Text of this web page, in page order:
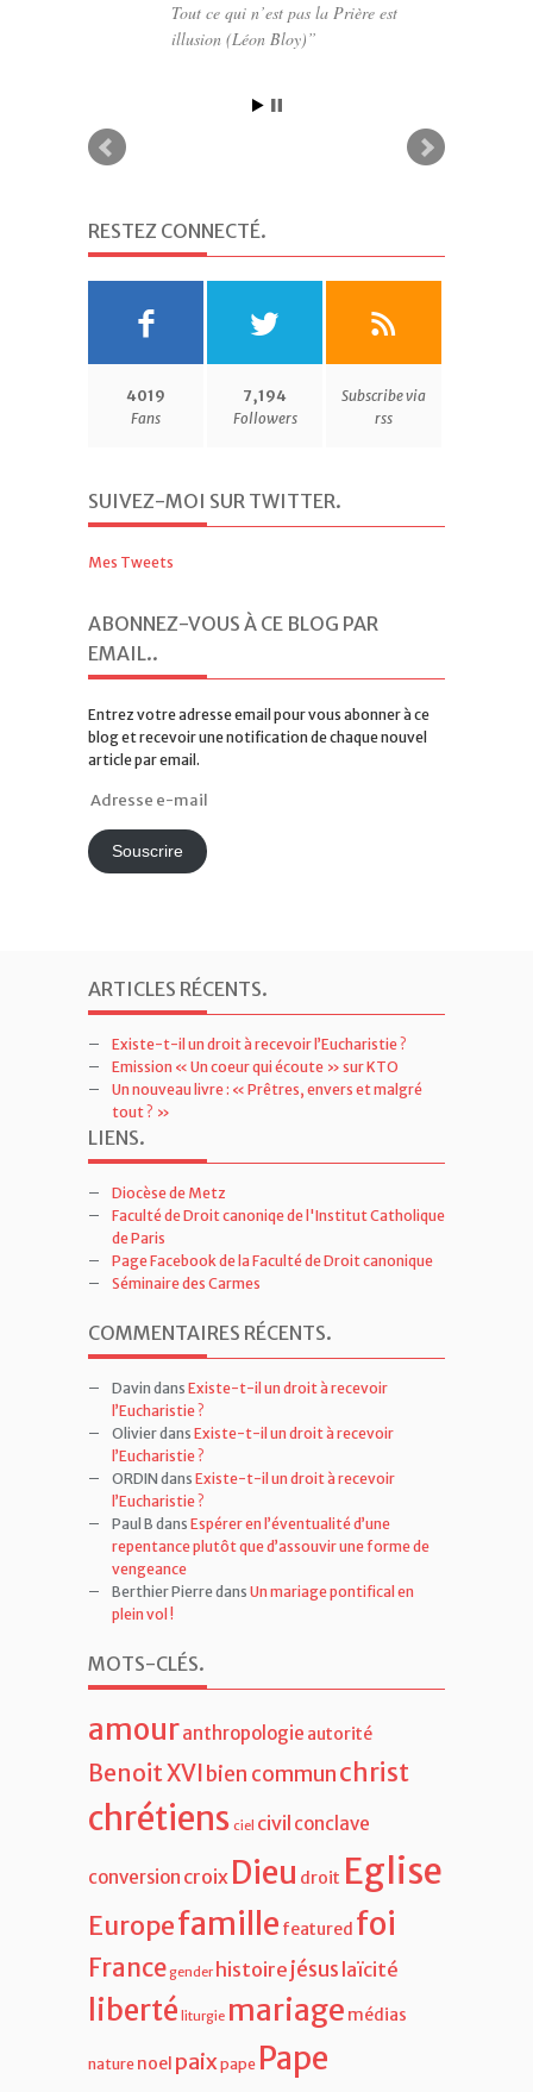
Tout ce qui n’est pas la Prière est
illusion (Léon Bloy)
RESTEZ CONNECTÉ.
4019
Fans
7,194
Followers
Subscribe via
rss
SUIVEZ-MOI SUR TWITTER.
Mes Tweets
ABONNEZ-VOUS À CE BLOG PAR
EMAIL..
Entrez votre adresse email pour vous abonner à ce
blog et recevoir une notification de chaque nouvel
article par email.
Adresse
mailSouscrire
ARTICLES RÉCENTS.
Existe-t-il un droit à recevoir l’Eucharistie ?
Emission « Un coeur qui écoute » sur KTO
Un nouveau livre : « Prêtres, envers et malgré
tout ? »
LIENS.
Diocèse de Metz
Faculté de Droit canoniqe de l'Institut Catholique
de Paris
Page Facebook de la Faculté de Droit canonique
Séminaire des Carmes
COMMENTAIRES RÉCENTS.
Davin dans Existe-t-il un droit à recevoir
l’Eucharistie ?
Olivierdans Existe-t-il un droit à recevoir
l’Eucharistie ?
ORDIN dans Existe-t-il un droit à recevoir
l’Eucharistie ?
Paul B dans Espérer en l’éventualité d’une
repentance plutôt que d’assouvir une forme de
vengeance
Berthier Pierredans Un mariage pontifical en
plein vol !
MOTS-CLÉS.
amouranthropologie autorité
Benoit XVIbien communchrist
chrétiens ciel civil conclave
conversion croix Dieu droit Eglise
Europefamille featured foi
Francegender histoire jésus laïcité
liberté liturgie mariage médias
nature noel paixpape Pape